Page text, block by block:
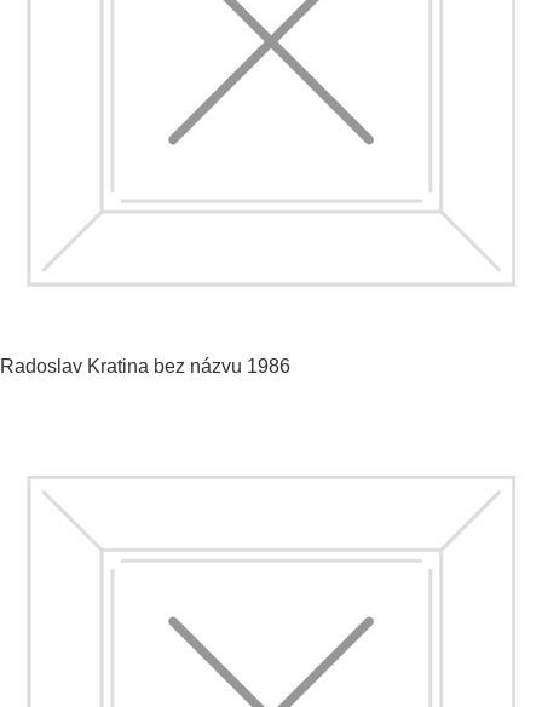
Radoslav Kratina bez názvu 1986